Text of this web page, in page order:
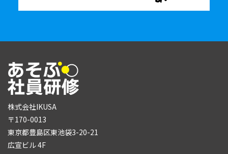
株式会社IKUSA
〒170-0013
東京都豊島区東池袋3-20-21
広宣ビル 4F